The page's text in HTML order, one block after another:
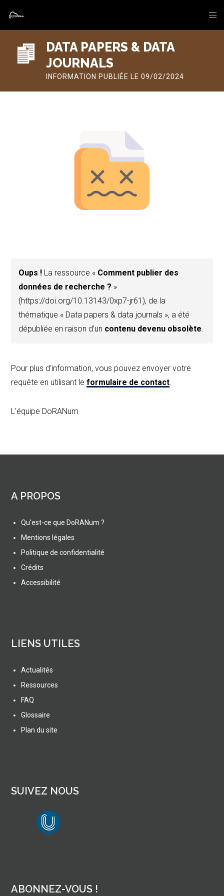
DATA PAPERS & DATA
JOURNALS
INFORMATION PUBLIÉE LE 09/02/2024
Oups ! La ressource « Comment publier des
données de recherche ? »
(https://doi.org/10.13143/0xp7-jr61), de la
thématique « Data papers & data journals », a été
dépubliée en raison d’un contenu devenu obsolète
Pour plus d’information, vous pouvez envoyer votre
requête en utilisant leformulaire de contact
L’équipe DoRANum
A PROPOS
Qu'est-ce que DoRANum ?
Mentions légales
Politique de confidentialité
Crédits
Accessibilité
LIENS UTILES
Actualités
Ressources
FAQ
Glossaire
Plan du site
SUIVEZ NOUS
ABONNEZ-VOUS !